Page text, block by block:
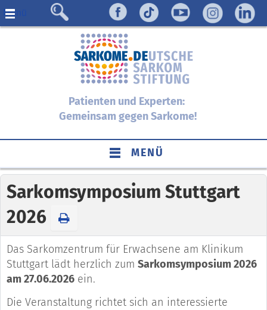
Menü
Patienten und Experten:
Gemeinsam gegen Sarkome!
MENÜ
Sarkomsymposium Stuttgart
2026
Das Sarkomzentrum für Erwachsene am Klinikum
Stuttgart lädt herzlich zum Sarkomsymposium 2026
am 27.06.2026 ein.
Die Veranstaltung richtet sich an interessierte